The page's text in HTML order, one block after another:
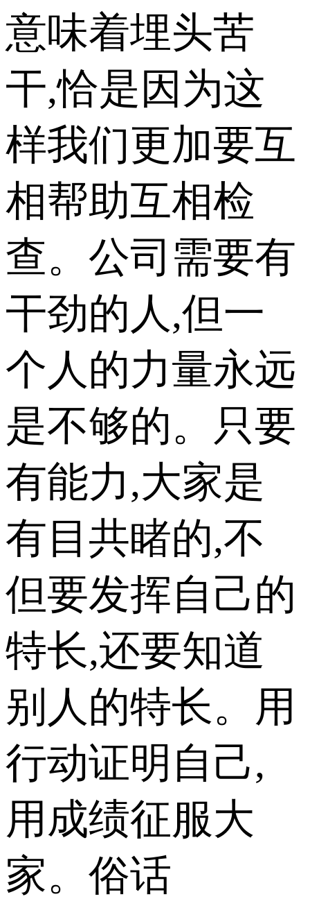
意味着埋头苦
干,恰是因为这
样我们更加要互
相帮助互相检
查。公司需要有
干劲的人,但一
个人的力量永远
是不够的。只要
有能力,大家是
有目共睹的,不
但要发挥自己的
特长,还要知道
别人的特长。用
行动证明自己,
用成绩征服大
家。俗话